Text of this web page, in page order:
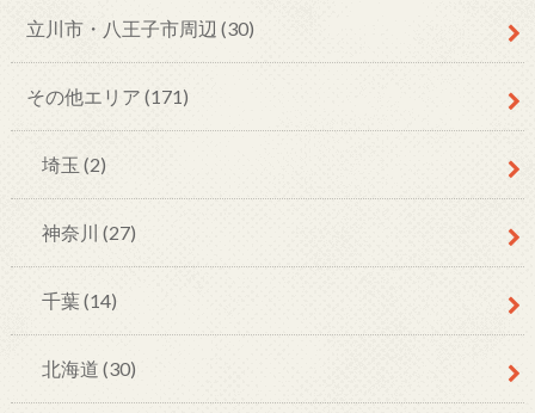
立川市・八王子市周辺 (30)
その他エリア (171)
埼玉 (2)
神奈川 (27)
千葉(14)
北海道 (30)